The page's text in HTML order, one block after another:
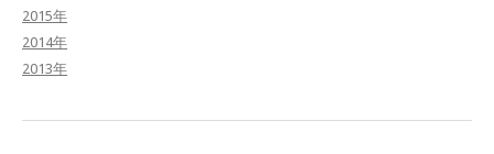
2015年
2014年
2013年